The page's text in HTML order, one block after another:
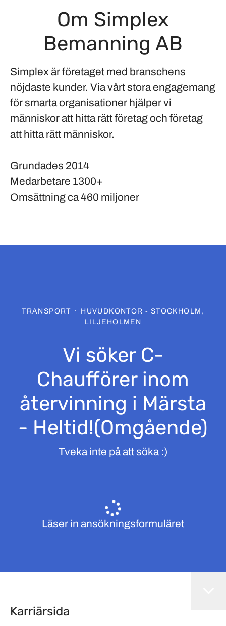
Om Simplex
Bemanning AB
Simplex är företaget med branschens
nöjdaste kunder. Via vårt stora engagemang
för smarta organisationer hjälper vi
människor att hitta rätt företag och företag
att hitta rätt människor.
Grundades 2014
Medarbetare 1300+
Omsättningca 460 miljoner
TRANSPORT ·
HUVUDKONTOR - STOCKHOLM,
LILJEHOLMEN
Vi söker C-
Chaufförer inom
återvinning i Märsta
- Heltid!(Omgående)
Tveka inte på att söka :)
Läser in ansökningsformuläret
Karriärsida